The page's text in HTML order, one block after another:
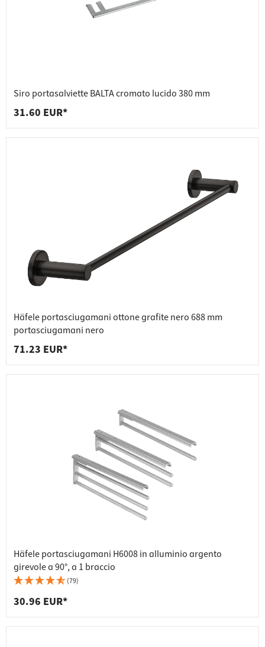
Siro portasalviette BALTA cromato lucido 380 mm
31.60 EUR*
Häfele portasciugamani ottone grafite nero 688 mm
portasciugamani nero
71.23 EUR*
Häfele portasciugamani H6008 in alluminio argento
girevole a 90°, a 1 braccio
(79)
30.96 EUR*